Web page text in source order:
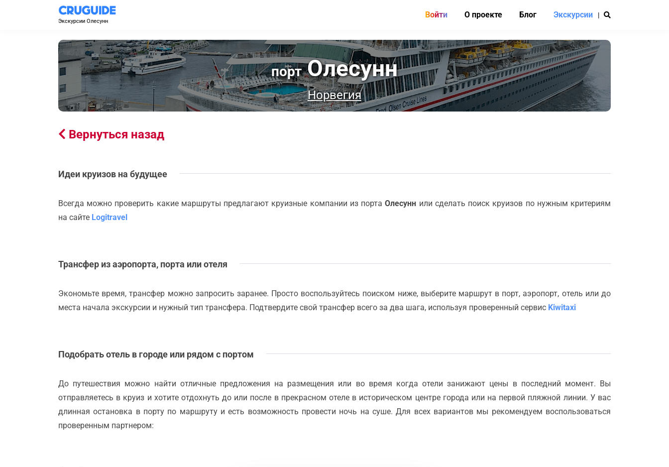
Экскурсии Олесунн
Войти О проекте Блог Экскурсии |
портОлесунн
Норвегия
Вернуться назад
Идеи круизов на будущее
Всегда можно проверить какие маршруты предлагают круизные компании из портаОлесунн или сделать поиск круизов по нужным критериям
на сайте Logitravel
Трансфер из аэропорта, порта или отеля
Экономьте время, трансфер можно запросить заранее. Просто воспользуйтесь поиском ниже, выберите маршрут в порт, аэропорт, отель или до
места начала экскурсии и нужный тип трансфера. Подтвердите свой трансфер всего за два шага, используя проверенный сервис Kiwitaxi
Подобрать отель в городе или рядом с портом
До путешествия можно найти отличные предложения на размещения или во время когда отели занижают цены в последний момент. Вы
отправляетесь в круиз и хотите отдохнуть до или после в прекрасном отеле в историческом центре города или на первой пляжной линии. У вас
длинная остановка в порту по маршруту и есть возможность провести ночь на суше. Для всех вариантов мы рекомендуем воспользоваться
проверенным партнером: